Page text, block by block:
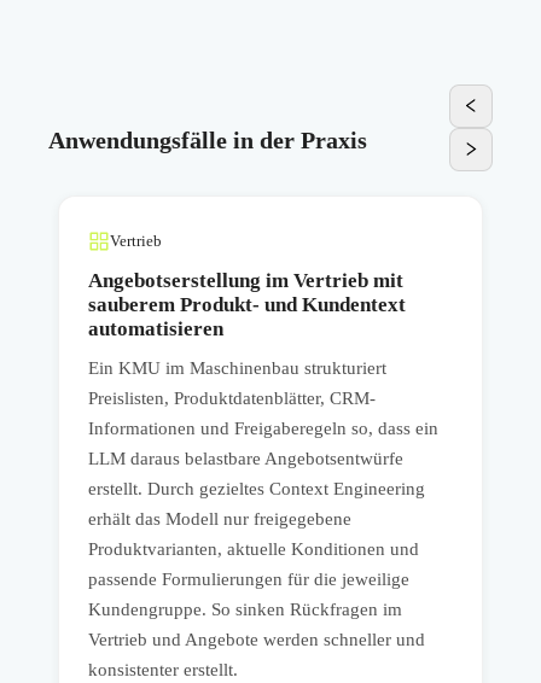
Anwendungsfälle in der Praxis
Vertrieb
Angebotserstellung im Vertrieb mit
sauberem Produkt- und Kundentext
automatisieren
Ein KMU im Maschinenbau strukturiert
Preislisten, Produktdatenblätter, CRM-
Informationen und Freigaberegeln so, dass ein
LLM daraus belastbare Angebotsentwürfe
erstellt. Durch gezieltes Context Engineering
erhält das Modell nur freigegebene
Produktvarianten, aktuelle Konditionen und
passende Formulierungen für die jeweilige
Kundengruppe. So sinken Rückfragen im
Vertrieb und Angebote werden schneller und
konsistenter erstellt.